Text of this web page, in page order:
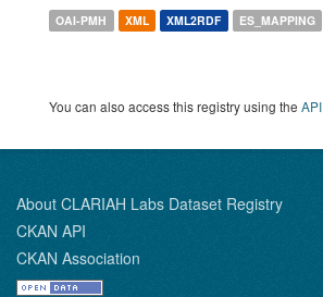
OAI-PMH XML XML2RDF ES_MAPPING
You can also access this registry using the API
About CLARIAH Labs Dataset Registry
CKAN API
CKAN Association